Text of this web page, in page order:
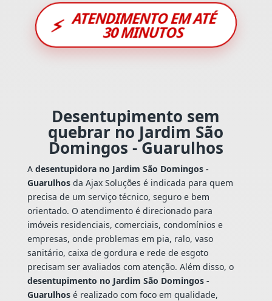
⚡ ATENDIMENTO EM ATÉ
30 MINUTOS
Desentupimento sem
quebrar no Jardim São
Domingos - Guarulhos
A desentupidora no Jardim São Domingos -
Guarulhosda Ajax Soluções é indicada para quem
precisa de um serviço técnico, seguro e bem
orientado. O atendimento é direcionado para
imóveis residenciais, comerciais, condomínios e
empresas, onde problemas em pia, ralo, vaso
sanitário, caixa de gordura e rede de esgoto
precisam ser avaliados com atenção. Além disso, o
desentupimento no Jardim São Domingos -
Guarulhosé realizado com foco em qualidade,